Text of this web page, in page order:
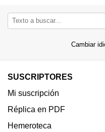
Cambiar
SUSCRIPTORES
Mi suscripción
Réplica en PDF
Hemeroteca